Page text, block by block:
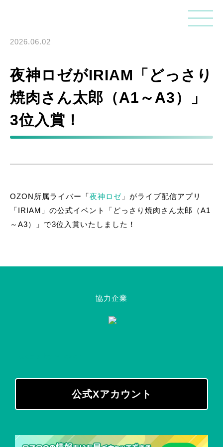
2026.06.02
夜神ロゼがIRIAM「どっさり
焼肉さん太郎（A1～A3）」
3位入賞！
OZON所属ライバー「夜神ロゼ 」がライブ配信アプリ
「IRIAM」の公式イベント「どっさり焼肉さん太郎（A1
～A3）」で3位入賞いたしました！
協力企業
公式Xアカウント